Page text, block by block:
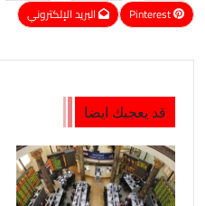
Pinterest
البريد الإلكتروني
قد يعجبك ايضا